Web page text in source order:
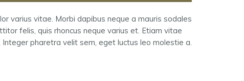
varius vitae. Morbi dapibus neque a mauris sodales
felis, quis rhoncus neque varius et. Etiam vitae
pharetra velit sem, eget luctus leo molestie a.